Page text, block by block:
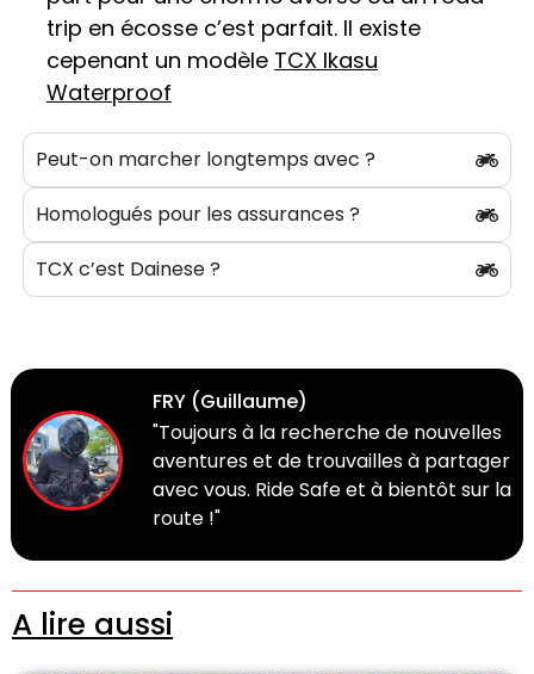
trip en écosse c’est parfait.Il existe
cepenant un modèle TCX Ikasu
Waterproof
Peut-on marcher longtemps avec ?
Homologués pour les assurances ?
TCX c’est Dainese ?
FRY (Guillaume)
"Toujours à la recherche de nouvelles
aventures et de trouvailles à partager
avec vous. Ride Safe et à bientôt sur la
route !"
A lire aussi